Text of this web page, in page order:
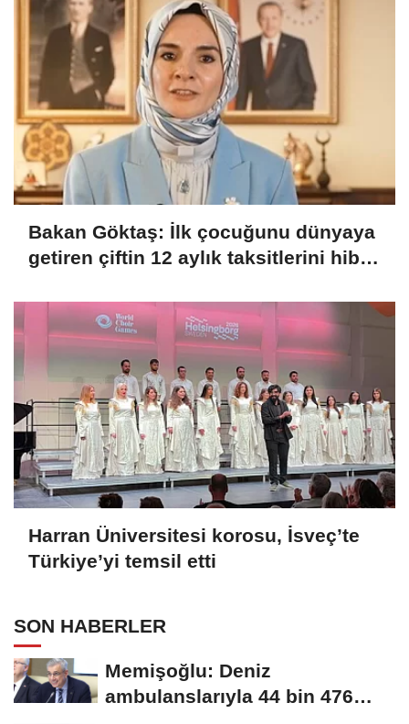
Bakan Göktaş: İlk çocuğunu dünyaya
getiren çiftin 12 aylık taksitlerini hibe
Harran Üniversitesi korosu, İsveç’te
Türkiye’yi temsil etti
SON HABERLER
Memişoğlu: Deniz
ambulanslarıyla 44 bin 476